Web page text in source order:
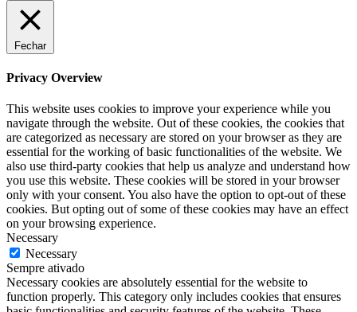
Fechar
Privacy Overview
This website uses cookies to improve your experience while you
navigate through the website. Out of these cookies, the cookies that
are categorized as necessary are stored on your browser as they are
essential for the working of basic functionalities of the website. We
also use third-party cookies that help us analyze and understand how
you use this website. These cookies will be stored in your browser
only with your consent. You also have the option to opt-out of these
cookies. But opting out of some of these cookies may have an effect
on your browsing experience.
Necessary
Necessary
Sempre ativado
Necessary cookies are absolutely essential for the website to
function properly. This category only includes cookies that ensures